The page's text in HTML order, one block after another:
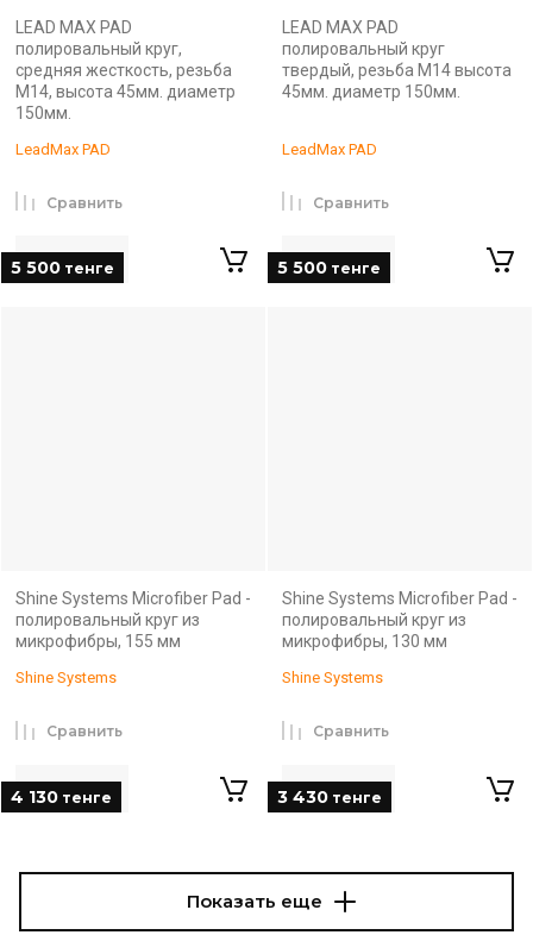
LEAD MAX PAD
полировальный круг,
средняя жесткость, резьба
М14, высота 45мм. диаметр
150мм.
LeadMax PAD
5 500 тенге
Сравнить
LEAD MAX PAD
полировальный круг
твердый, резьба М14 высота
45мм. диаметр 150мм.
LeadMax PAD
5 500 тенге
Сравнить
Shine Systems Microfiber Pad -
полировальный круг из
микрофибры, 155 мм
Shine Systems
4 130 тенге
Сравнить
Shine Systems Microfiber Pad -
полировальный круг из
микрофибры, 130 мм
Shine Systems
3 430 тенге
Сравнить
Показать еще